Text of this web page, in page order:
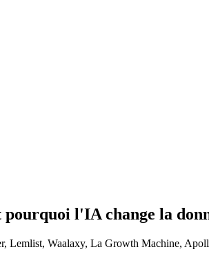
l'IA change la
Lemlist, Waalaxy, La Growth Machine,